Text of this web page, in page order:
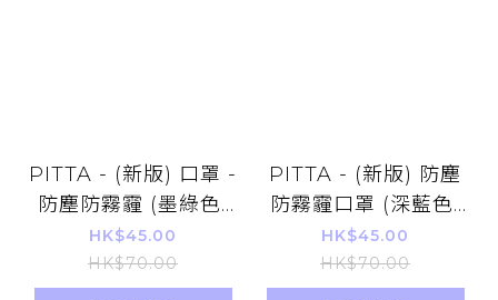
PITTA - (新版) 口罩 -
防塵防霧霾 (墨綠色)
[正貨保證]
HK$45.00
HK$70.00
PITTA - (新版) 防塵
防霧霾口罩 (深藍色)
[正貨保證]
HK$45.00
HK$70.00